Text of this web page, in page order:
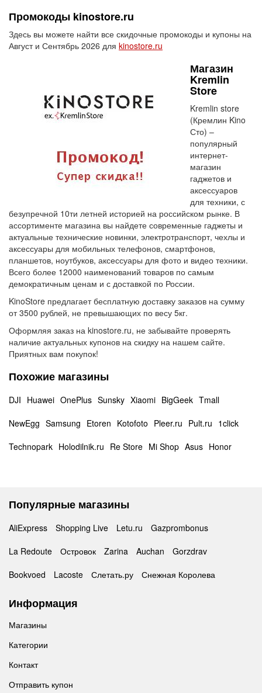
Промокоды kinostore.ru
Здесь вы можете найти все скидочные промокоды и купоны на
Август и Сентябрь 2026 для kinostore.ru
Магазин
Kremlin
Store
Kremlin store
(Кремлин Kino
Сто) –
популярный
интернет-
магазин
гаджетов и
аксессуаров
для техники, с
безупречной 10ти летней историей на российском рынке. В
ассортименте магазина вы найдете современные гаджеты и
актуальные технические новинки, электротранспорт, чехлы и
аксессуары для мобильных телефонов, смартфонов,
планшетов, ноутбуков, аксессуары для фото и видео техники.
Всего более 12000 наименований товаров по самым
демократичным ценам и с доставкой по России.
KinoStore предлагает бесплатную доставку заказов на сумму
от 3500 рублей, не превышающих по весу 5кг.
Оформляя заказ на kinostore.ru, не забывайте проверять
наличие актуальных купонов на скидку на нашем сайте.
Приятных вам покупок!
Похожие магазины
DJI Huawei OnePlus Sunsky Xiaomi BigGeek Tmall
NewEgg Samsung Etoren Kotofoto Pleer.ru Pult.ru 1click
Technopark Holodilnik.ru Re Store Mi Shop Asus Honor
Популярные магазины
AliExpress Shopping Live Letu.ru
Gazprombonus
La Redoute
Островок Zarina Auchan
Gorzdrav
Bookvoed
Lacoste Слетать.ру Снежная Королева
Информация
Магазины
Категории
Контакт
Отправить купон